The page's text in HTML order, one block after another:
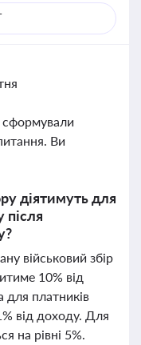
сформували
Ви
діятимуть для
після
військовий збір
10% від
для платників
від доходу. Для
на рівні 5%.